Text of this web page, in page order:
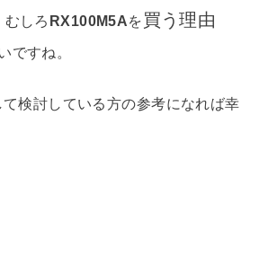
しろ RX100M5Aを 買う理由
ですね。
検討している方の参考になれば幸